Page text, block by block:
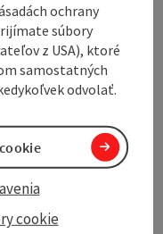
ochrany
súbory
z USA), ktoré
samostatných
odvolať.
cookie